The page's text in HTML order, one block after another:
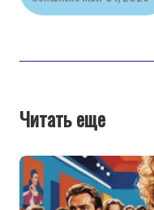
Читать еще